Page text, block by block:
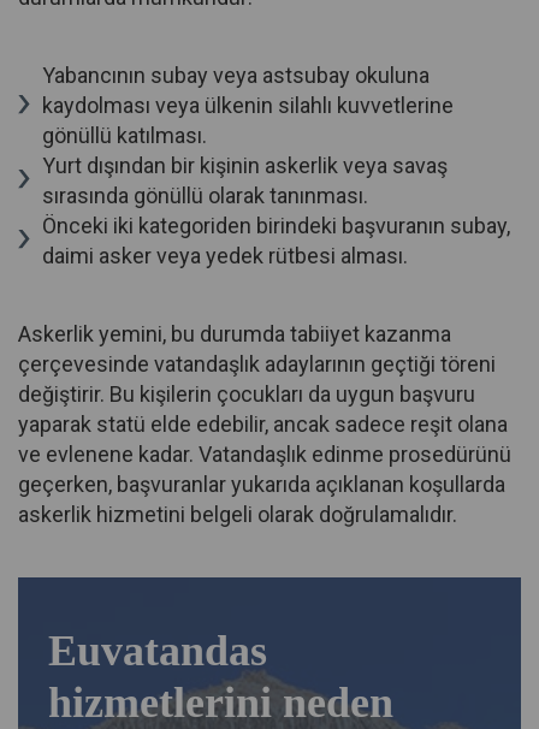
Yabancının subay veya astsubay okuluna
kaydolması veya ülkenin silahlı kuvvetlerine
gönüllü katılması.
Yurt dışından bir kişinin askerlik veya savaş
sırasında gönüllü olarak tanınması.
Önceki iki kategoriden birindeki başvuranın subay,
daimi asker veya yedek rütbesi alması.
Askerlik yemini, bu durumda tabiiyet kazanma
çerçevesinde vatandaşlık adaylarının geçtiği töreni
değiştirir. Bu kişilerin çocukları da uygun başvuru
yaparak statü elde edebilir, ancak sadece reşit olana
ve evlenene kadar. Vatandaşlık edinme prosedürünü
geçerken, başvuranlar yukarıda açıklanan koşullarda
askerlik hizmetini belgeli olarak doğrulamalıdır.
Euvatandas
hizmetlerini neden